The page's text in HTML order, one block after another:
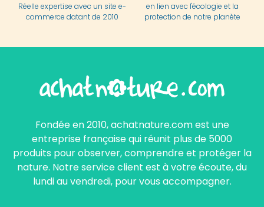
Réelle expertise avec un site e-
commerce datant de 2010
en lien avec l'écologie et la
protection de notre planète
Fondée en 2010, achatnature.com est une
entreprise française qui réunit plus de 5000
produits pour observer, comprendre et protéger la
nature. Notre service client est à votre écoute, du
lundi au vendredi, pour vous accompagner.